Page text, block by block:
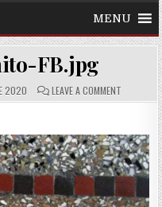
MENU
FB.jpg
2020 COMMENTS:
LEAVE A COMMENT ON